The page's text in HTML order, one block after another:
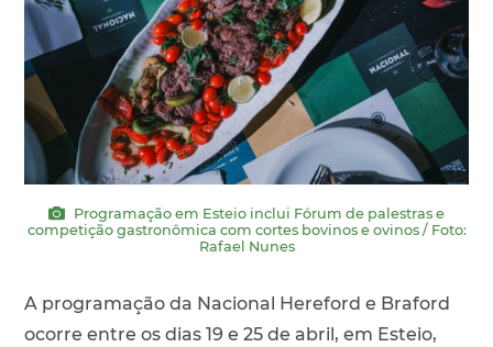
Programação em Esteio inclui Fórum de palestras e
competição gastronômica com cortes bovinos e ovinos / Foto:
Rafael Nunes
A programação da Nacional Hereford e Braford
ocorre entre os dias 19 e 25 de abril, em Esteio,